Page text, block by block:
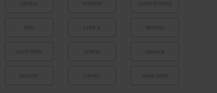
GREEN MARINE LIGHT PURPLE
RED CHOCK BROWN
LIGHT GREY SYREN ORANGE
WINERY CAMEL DARK GREY